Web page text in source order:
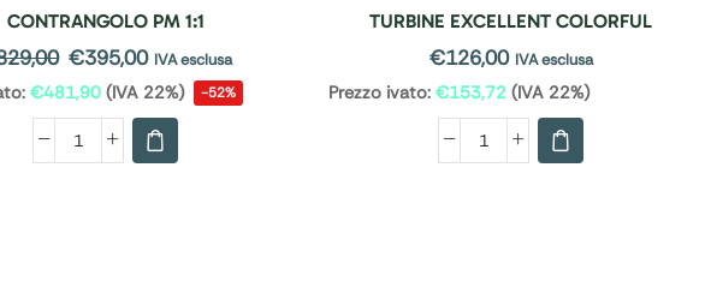
CONTRANGOLO PM 1:1
€395,00 IVA esclusa
€481,90 (IVA 22%) -52%
TURBINE EXCELLENT COLORFUL
€126,00 IVA esclusa
Prezzo ivato: €153,72 (IVA 22%)